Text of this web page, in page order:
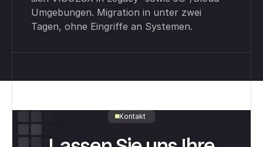
Umgebungen. Migration in unter zwei
Tagen, ohne Eingriffe an Systemen.
Kontakt